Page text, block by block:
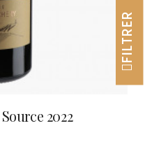
2022
FILTRER